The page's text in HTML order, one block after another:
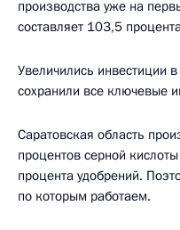
производства уже на
составляет 103,5
Увеличились инвестиции
сохранили все ключевые
Саратовская область
процентов серной
процента удобрений.
по которым работаем.